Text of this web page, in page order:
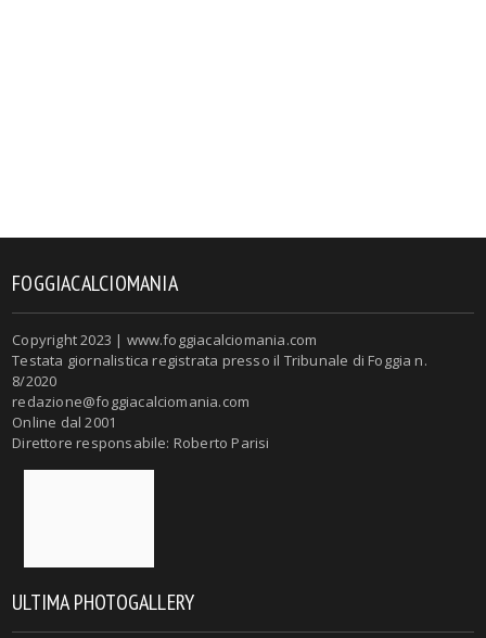
FOGGIACALCIOMANIA
Copyright 2023 | www.foggiacalciomania.com
Testata giornalistica registrata presso il Tribunale di Foggia n.
8/2020
redazione@foggiacalciomania.com
Online dal 2001
Direttore responsabile: Roberto Parisi
ULTIMA PHOTOGALLERY